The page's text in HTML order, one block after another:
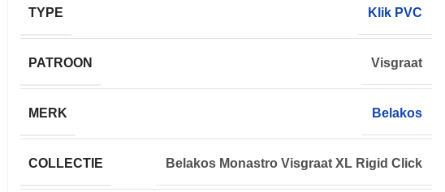
TYPE Klik PVC
PATROON Visgraat
MERK Belakos
COLLECTIE Belakos Monastro Visgraat XL Rigid Click